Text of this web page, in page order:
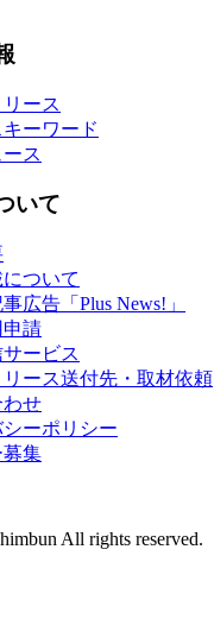
ース
ーワード
ス
いて
ついて
広告「Plus News!」
請
ービス
ース送付先・取材依頼
わせ
ーポリシー
募集
All rights reserved.